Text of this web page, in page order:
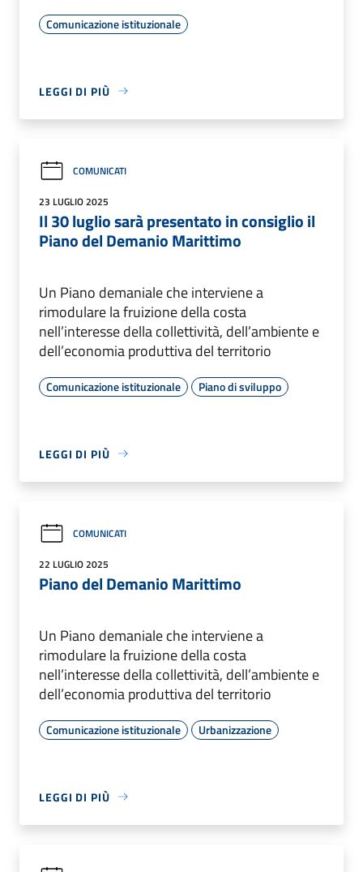
Comunicazione istituzionale
LEGGI DI PIÙ
COMUNICATI
23 LUGLIO 2025
Il 30 luglio sarà presentato in consiglio il
Piano del Demanio Marittimo
Un Piano demaniale che interviene a
rimodulare la fruizione della costa
nell’interesse della collettività, dell’ambiente e
dell’economia produttiva del territorio
Comunicazione istituzionale Piano di sviluppo
LEGGI DI PIÙ
COMUNICATI
22 LUGLIO 2025
Piano del Demanio Marittimo
Un Piano demaniale che interviene a
rimodulare la fruizione della costa
nell’interesse della collettività, dell’ambiente e
dell’economia produttiva del territorio
Comunicazione istituzionale Urbanizzazione
LEGGI DI PIÙ